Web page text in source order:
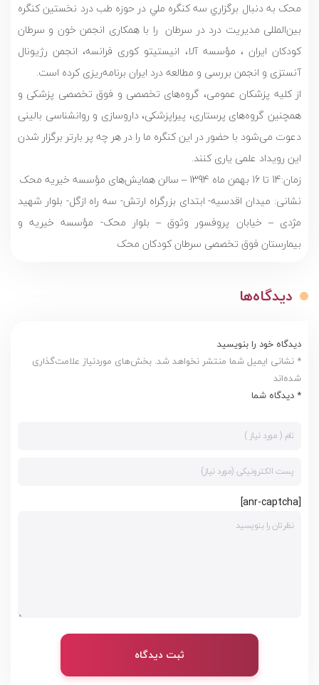
محک به دنبال برگزاري سه كنگره ملي در حوزه طب درد نخستین کنگره
بین‌المللی مدیریت درد در سرطان را با همکاری انجمن خون و سرطان
کودکان ایران ، مؤسسه آلا، انیستیتو کوری فرانسه، انجمن رژیونال
آنستزی و انجمن بررسی و مطالعه درد ایران برنامه‌ریزی کرده است.
از کلیه پزشکان عمومی، گروه‌های تخصصی و فوق تخصصی پزشکی و
همچنین گروه‌های پرستاری، پیراپزشکی، داروسازی و روانشناسی بالینی
دعوت می‌شود با حضور در این کنگره ما را در هر چه پر بارتر برگزار شدن
این رویداد علمی یاری کنند.
زمان:14 تا 16 بهمن ماه 1394 – سالن همایش‌های مؤسسه خیریه محک
نشانی: میدان اقدسیه- ابتدای بزرگراه ارتش- سه راه ازگل- بلوار شهید
مژدی – خیابان پروفسور وثوق – بلوار محک- مؤسسه خیریه و
بیمارستان فوق تخصصی سرطان کودکان محک
دیدگاه‌ها
دیدگاه خود را بنویسید
* نشانی ایمیل شما منتشر نخواهد شد. بخش‌های موردنیاز علامت‌گذاری
شده‌اند
* دیدگاه شما
[anr-captcha]
ثبت دیدگاه